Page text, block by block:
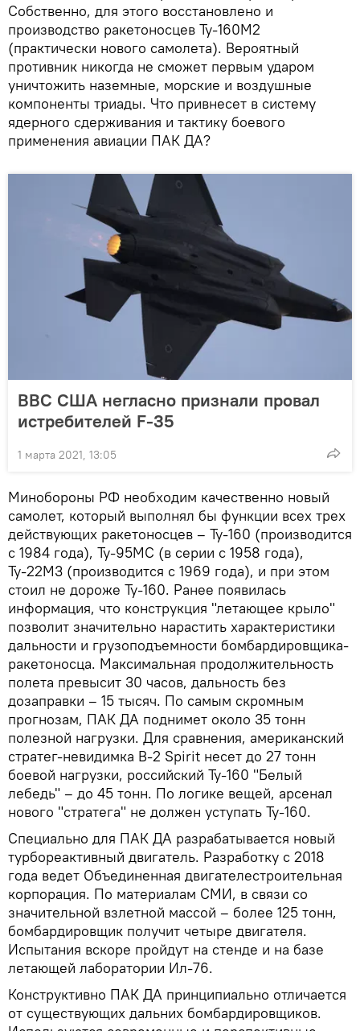
Собственно, для этого восстановлено и
производство ракетоносцев Ту-160М2
(практически нового самолета). Вероятный
противник никогда не сможет первым ударом
уничтожить наземные, морские и воздушные
компоненты триады. Что привнесет в систему
ядерного сдерживания и тактику боевого
применения авиации ПАК ДА?
ВВС США негласно признали провал
истребителей F-35
1 марта 2021, 13:05
Минобороны РФ необходим качественно новый
самолет, который выполнял бы функции всех трех
действующих ракетоносцев – Ту-160 (производится
с 1984 года), Ту-95МС (в серии с 1958 года),
Ту-22М3 (производится с 1969 года), и при этом
стоил не дороже Ту-160. Ранее появилась
информация, что конструкция "летающее крыло"
позволит значительно нарастить характеристики
дальности и грузоподъемности бомбардировщика-
ракетоносца. Максимальная продолжительность
полета превысит 30 часов, дальность без
дозаправки – 15 тысяч. По самым скромным
прогнозам, ПАК ДА поднимет около 35 тонн
полезной нагрузки. Для сравнения, американский
стратег-невидимка B-2 Spirit несет до 27 тонн
боевой нагрузки, российский Ту-160 "Белый
лебедь" – до 45 тонн. По логике вещей, арсенал
нового "стратега" не должен уступать Ту-160.
Специально для ПАК ДА разрабатывается новый
турбореактивный двигатель. Разработку с 2018
года ведет Объединенная двигателестроительная
корпорация. По материалам СМИ, в связи со
значительной взлетной массой – более 125 тонн,
бомбардировщик получит четыре двигателя.
Испытания вскоре пройдут на стенде и на базе
летающей лаборатории Ил-76.
Конструктивно ПАК ДА принципиально отличается
от существующих дальних бомбардировщиков.